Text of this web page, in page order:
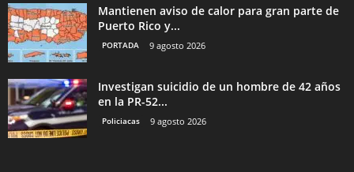
Mantienen aviso de calor para gran parte de
Puerto Rico y...
PORTADA 9 agosto 2026
Investigan suicidio de un hombre de 42 años
en la PR-52...
Policiacas 9 agosto 2026